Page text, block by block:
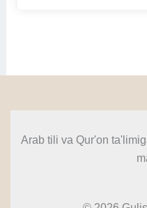
Arab tili va Qur'on